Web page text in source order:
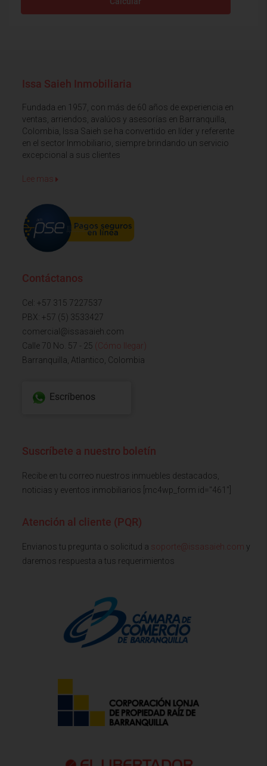
Issa Saieh Inmobiliaria
Fundada en 1957, con más de 60 años de experiencia en
ventas, arriendos, avalúos y asesorías en Barranquilla,
Colombia, Issa Saieh se ha convertido en líder y referente
en el sector Inmobiliario, siempre brindando un servicio
excepcional a sus clientes
Lee mas
Contáctanos
Cel: +57 315 7227537
PBX: +57 (5) 3533427
comercial@issasaieh.com
Calle 70 No. 57 - 25 (Cómo llegar)
Barranquilla, Atlantico, Colombia
Escríbenos
Suscríbete a nuestro boletín
Recibe en tu correo nuestros inmuebles destacados,
noticias y eventos inmobiliarios [mc4wp_form id="461"]
Atención al cliente (PQR)
Envianos tu pregunta o solicitud a soporte@issasaieh.com y
daremos respuesta a tus requerimientos